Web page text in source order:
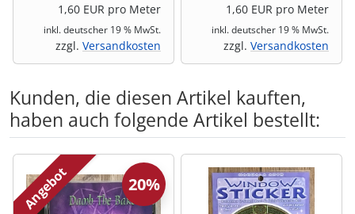
1,60 EUR pro Meter
inkl. deutscher 19 % MwSt.
zzgl. Versandkosten
1,60 EUR pro Meter
inkl. deutscher 19 % MwSt.
zzgl. Versandkosten
Kunden, die diesen Artikel kauften,
haben auch folgende Artikel bestellt:
Es folgt ein Produktslider - navigieren Sie mit der Tab-
Angebot 20%